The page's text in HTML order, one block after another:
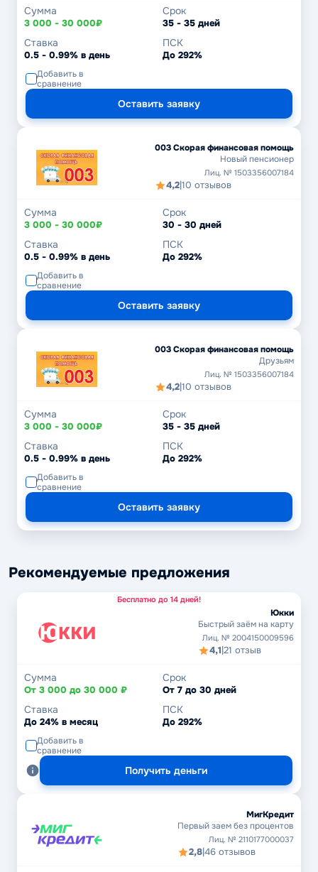
Сумма
3 000 - 30 000₽
Срок
35 - 35 дней
Ставка
0.5 - 0.99% в день
ПСК
До 292%
Добавить в
сравнение
Оставить заявку
003 Скорая финансовая помощь
Новый пенсионер
Лиц. № 1503356007184
4,2|10 отзывов
Сумма
3 000 - 30 000₽
Срок
30 - 30 дней
Ставка
0.5 - 0.99% в день
ПСК
До 292%
Добавить в
сравнение
Оставить заявку
003 Скорая финансовая помощь
Друзьям
Лиц. № 1503356007184
4,2|10 отзывов
Сумма
3 000 - 30 000₽
Срок
35 - 35 дней
Ставка
0.5 - 0.99% в день
ПСК
До 292%
Добавить в
сравнение
Оставить заявку
Рекомендуемые предложения
Бесплатно до 14 дней!
Юкки
Быстрый заём на карту
Лиц. № 2004150009596
4,1|21 отзыв
Сумма
От 3 000 до 30 000 ₽
Срок
От 7 до 30 дней
Ставка
До 24% в месяц
ПСК
До 292%
Добавить в
сравнение
Получить деньги
МигКредит
Первый заем без процентов
Лиц. № 2110177000037
2,8|46 отзывов